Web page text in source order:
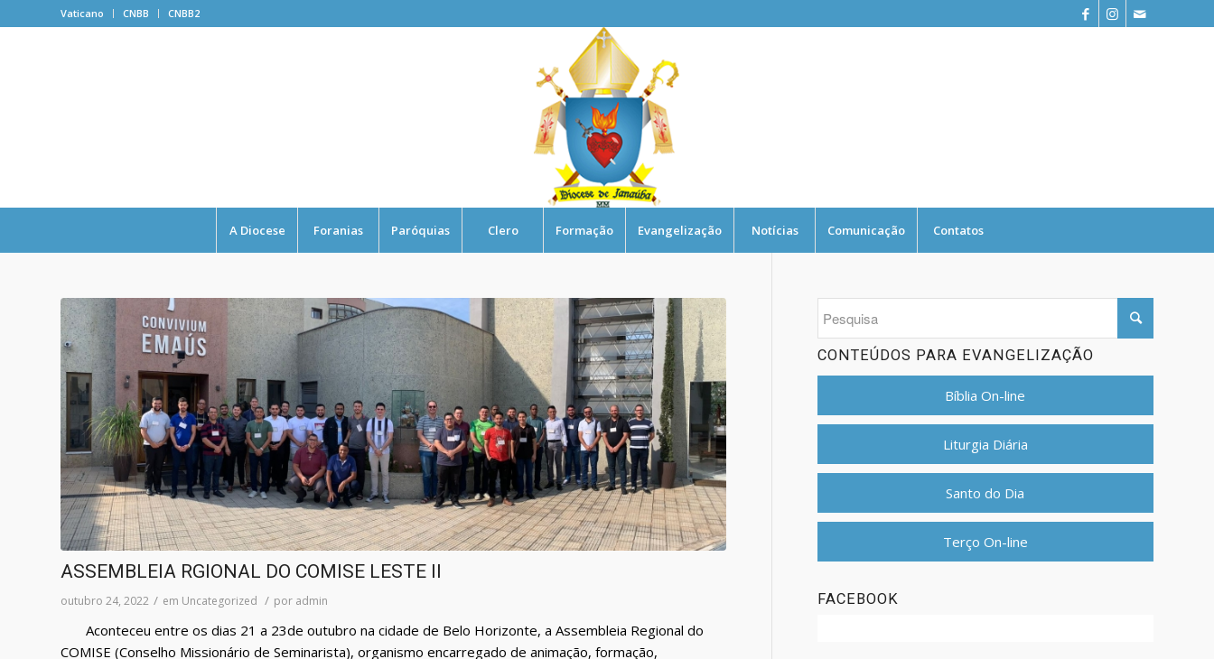
Vaticano CNBB CNBB2
A Diocese Foranias Paróquias Clero Formação Evangelização Notícias Comunicação Contatos
ASSEMBLEIA RGIONAL DO COMISE LESTE II
outubro 24, 2022 / em Uncategorized / por admin
Aconteceu entre os dias 21 a 23de outubro na cidade de Belo Horizonte, a Assembleia Regional do
COMISE (Conselho Missionário de Seminarista), organismo encarregado de animação, formação,
CONTEÚDOS PARA EVANGELIZAÇÃO
Bíblia On-line
Liturgia Diária
Santo do Dia
Terço On-line
FACEBOOK